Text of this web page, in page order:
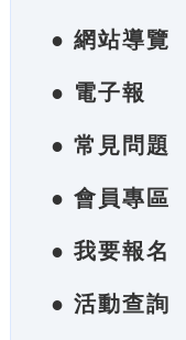
● 網站導覽
● 電子報
● 常見問題
● 會員專區
● 我要報名
● 活動查詢